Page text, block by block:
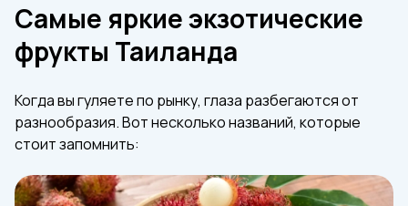
Самые яркие экзотические
фрукты Таиланда
Когда вы гуляете по рынку, глаза разбегаются от
разнообразия. Вот несколько названий, которые
стоит запомнить: